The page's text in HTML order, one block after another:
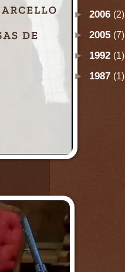
► 2006 (2)
► 2005 (7)
► 1992 (1)
► 1987 (1)